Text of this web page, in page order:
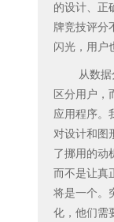
的设计、正
牌竞技评分
闪光，用户
从数据分
区分用户，
应用程序。
对设计和图
了挪用的动
而不是让真
将是一个。
化，他们需